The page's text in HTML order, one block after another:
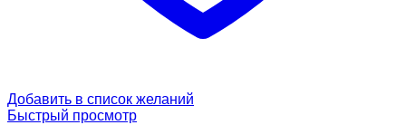
Добавить в список желаний
Быстрый просмотр